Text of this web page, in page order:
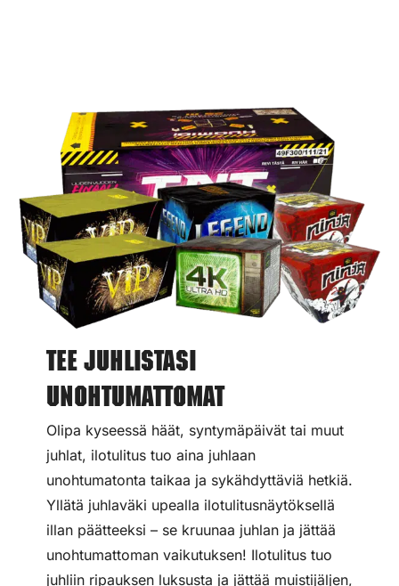
Tee juhlistasi
unohtumattomat
Olipa kyseessä häät, syntymäpäivät tai muut
juhlat, ilotulitus tuo aina juhlaan
unohtumatonta taikaa ja sykähdyttäviä hetkiä.
Yllätä juhlaväki upealla ilotulitusnäytöksellä
illan päätteeksi – se kruunaa juhlan ja jättää
unohtumattoman vaikutuksen! Ilotulitus tuo
juhliin ripauksen luksusta ja jättää muistijäljen,